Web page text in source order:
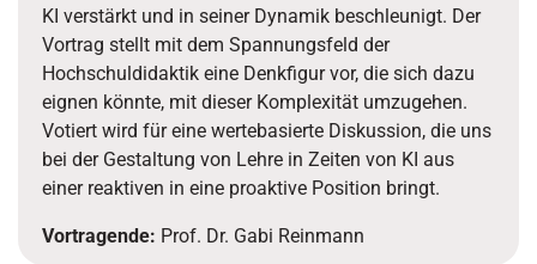
KI verstärkt und in seiner Dynamik beschleunigt. Der
Vortrag stellt mit dem Spannungsfeld der
Hochschuldidaktik eine Denkfigur vor, die sich dazu
eignen könnte, mit dieser Komplexität umzugehen.
Votiert wird für eine wertebasierte Diskussion, die uns
bei der Gestaltung von Lehre in Zeiten von KI aus
einer reaktiven in eine proaktive Position bringt.
Vortragende: Prof. Dr. Gabi Reinmann